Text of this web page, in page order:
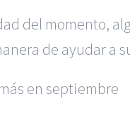
del momento,
de ayudar a
en septiembre